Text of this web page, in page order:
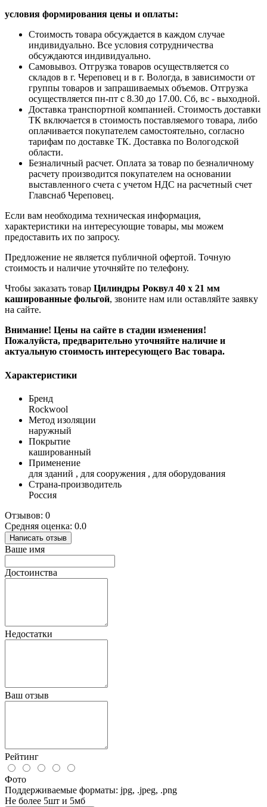
условия формирования цены и оплаты:
Стоимость товара обсуждается в каждом случае
индивидуально. Все условия сотрудничества
обсуждаются индивидуально.
Самовывоз. Отгрузка товаров осуществляется со
складов в г. Череповец и в г. Вологда, в зависимости от
группы товаров и запрашиваемых объемов. Отгрузка
осуществляется пн-пт с 8.30 до 17.00. Сб, вс - выходной.
Доставка транспортной компанией. Стоимость доставки
ТК включается в стоимость поставляемого товара, либо
оплачивается покупателем самостоятельно, согласно
тарифам по доставке ТК. Доставка по Вологодской
области.
Безналичный расчет. Оплата за товар по безналичному
расчету производится покупателем на основании
выставленного счета с учетом НДС на расчетный счет
Главснаб Череповец.
Если вам необходима техническая информация,
характеристики на интересующие товары, мы можем
предоставить их по запросу.
Предложение не является публичной офертой. Точную
стоимость и наличие уточняйте по телефону.
Чтобы заказать товар Цилиндры Роквул 40 x 21 мм
кашированные фольгой, звоните нам или оставляйте заявку
на сайте.
Внимание! Цены на сайте в стадии изменения!
Пожалуйста, предварительно уточняйте наличие и
актуальную стоимость интересующего Вас товара.
Характеристики
Бренд
Rockwool
Метод изоляции
наружный
Покрытие
кашированный
Применение
для зданий , для сооружения , для оборудования
Страна-производитель
Россия
Отзывов: 0
Средняя оценка: 0.0
Написать отзыв
Ваше имя
Достоинства
Недостатки
Ваш отзыв
Рейтинг
Фото
Поддерживаемые форматы: jpg, .jpeg, .png
Не более 5шт и 5мб